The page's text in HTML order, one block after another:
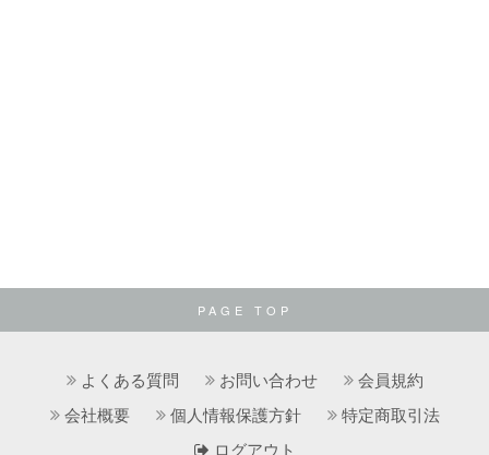
PAGE TOP
よくある質問 お問い合わせ
会員規約
会社概要
個人情報保護方針
特定商取引法
ログアウト